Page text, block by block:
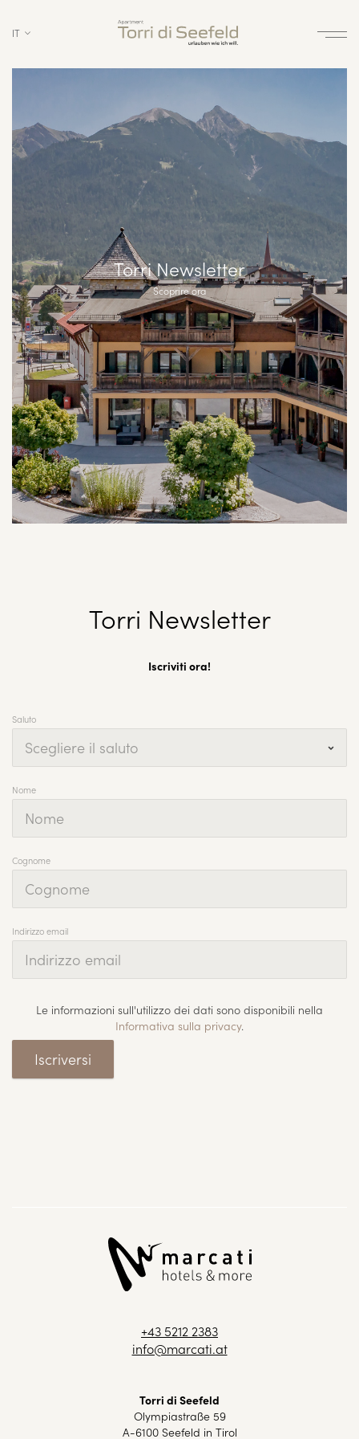
IT
Torri Newsletter
Scoprire ora
Torri Newsletter
Iscriviti ora!
Saluto
Nome
Cognome
Indirizzo email
Le informazioni sull'utilizzo dei dati sono disponibili nella
Informativa sulla privacy.
Iscriversi
+43 5212 2383
info@marcati.at
Torri di Seefeld
Olympiastraße 59
A-6100 Seefeld in Tirol